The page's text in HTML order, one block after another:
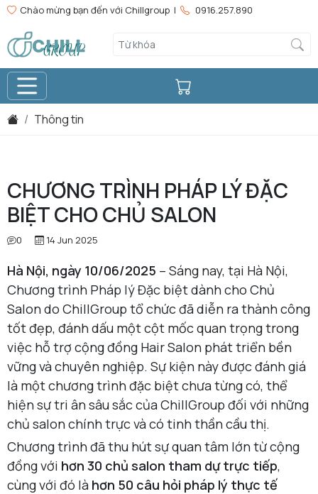
Chào mừng bạn đến với Chillgroup | 0916.257.890
Thông tin
CHƯƠNG TRÌNH PHÁP LÝ ĐẶC
BIỆT CHO CHỦ SALON
0 14 Jun 2025
Hà Nội, ngày 10/06/2025 – Sáng nay, tại Hà Nội,
Chương trình Pháp lý Đặc biệt dành cho Chủ
Salon do ChillGroup tổ chức đã diễn ra thành công
tốt đẹp, đánh dấu một cột mốc quan trọng trong
việc hỗ trợ cộng đồng Hair Salon phát triển bền
vững và chuyên nghiệp. Sự kiện này được đánh giá
là một chương trình đặc biệt chưa từng có, thể
hiện sự tri ân sâu sắc của ChillGroup đối với những
chủ salon chính trực và có tinh thần cầu thị.
Chương trình đã thu hút sự quan tâm lớn từ cộng
đồng với hơn 30 chủ salon tham dự trực tiếp,
cùng với đó là hơn 50 câu hỏi pháp lý thực tế